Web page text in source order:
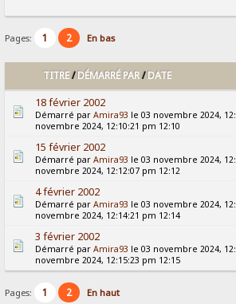
Pages: 1 2 En bas
TITRE/DÉMARRÉ PAR/DATE
18 février 2002
Démarré parAmira93 le 03 novembre 2024,
novembre 2024, 12:10:21 pm 12:10
15 février 2002
Démarré parAmira93 le 03 novembre 2024,
novembre 2024, 12:12:07 pm 12:12
4 février 2002
Démarré parAmira93 le 03 novembre 2024,
novembre 2024, 12:14:21 pm 12:14
3 février 2002
Démarré parAmira93 le 03 novembre 2024,
novembre 2024, 12:15:23 pm 12:15
Pages: 1 2 En haut